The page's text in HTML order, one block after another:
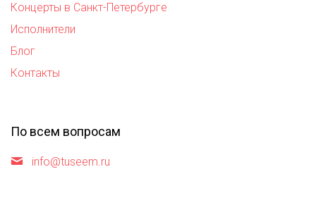
Концерты в Санкт-Петербурге
Исполнители
Блог
Контакты
По всем вопросам
info@tuseem.ru